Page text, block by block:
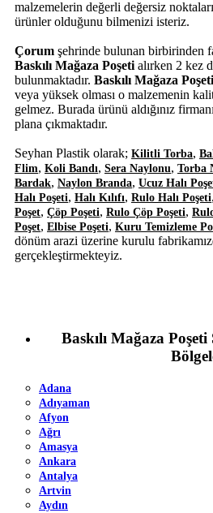
malzemelerin değerli değersiz
ürünler olduğunu bilmenizi isteriz.
Çorum şehrinde bulunan birbirinden
Baskılı Mağaza Poşeti alırken 2 kez
bulunmaktadır. Baskılı Mağaza
veya yüksek olması o malzemenin
gelmez. Burada ürünü aldığınız
plana çıkmaktadır.
Seyhan Plastik olarak; Kilitli Torba,
Flim, Koli Bandı, Sera Naylonu, Torba
Bardak, Naylon Branda, Ucuz Halı
Halı Poşeti, Halı Kılıfı, Rulo Halı Poşeti,
Poşet, Çöp Poşeti, Rulo Çöp Poşeti,
Poşet, Elbise Poşeti, Kuru Temizleme
dönüm arazi üzerine kurulu
gerçekleştirmekteyiz.
Baskılı Mağaza Poşeti
Adana
Adıyaman
Afyon
Ağrı
Amasya
Ankara
Antalya
Artvin
Aydın